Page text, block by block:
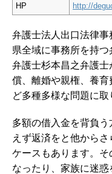
HP
http://
弁護士法人出口法律事
県全域に事務所を持
弁護士杉本昌之弁護
償、離婚や親権、養
ど多種多様な問題に取
多額の借入金を背負
えず返済をと他から
ケースもあります。
なったり、家族に迷